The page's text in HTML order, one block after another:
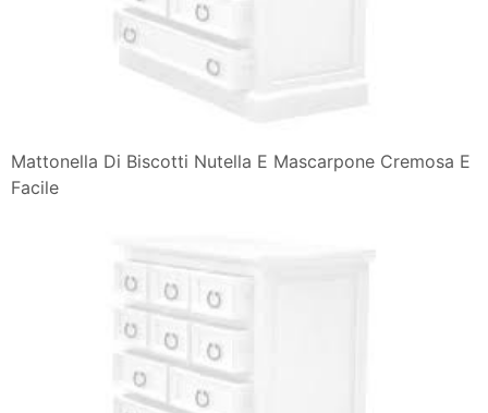
Mattonella Di Biscotti Nutella E Mascarpone Cremosa E
Facile